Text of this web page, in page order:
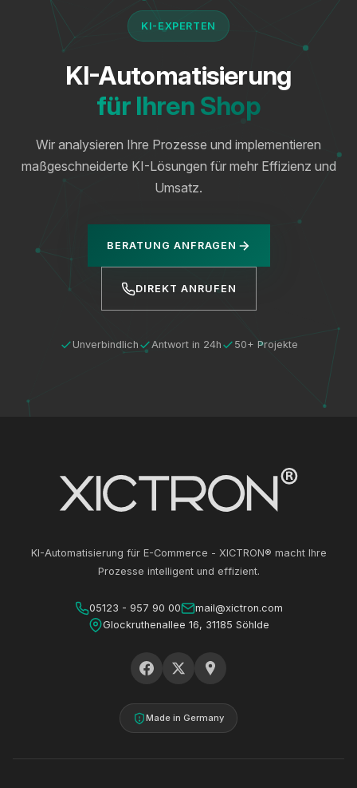
KI-EXPERTEN
KI-Automatisierung
für Ihren Shop
Wir analysieren Ihre Prozesse und implementieren
maßgeschneiderte KI-Lösungen für mehr Effizienz und
Umsatz.
BERATUNG ANFRAGEN
DIREKT ANRUFEN
Unverbindlich Antwort in 24h 50+ Projekte
KI-Automatisierung für E-Commerce - XICTRON® macht Ihre
Prozesse intelligent und effizient.
05123 - 957 90 00
mail@xictron.com
Glockruthenallee 16, 31185 Söhlde
Made in Germany